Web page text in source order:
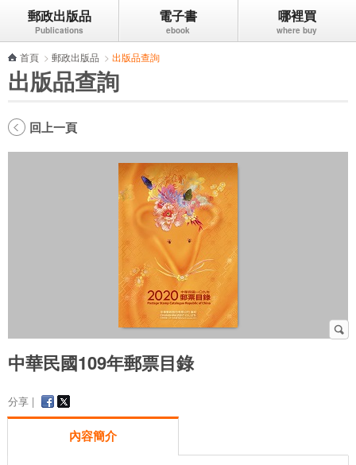
跳到主要內容區塊
郵政出版品 電子書 哪裡買
首頁 > 郵政出版品 > 出版品查詢
出版品查詢
回上一頁
中華民國109年郵票目錄
分享 |
內容簡介